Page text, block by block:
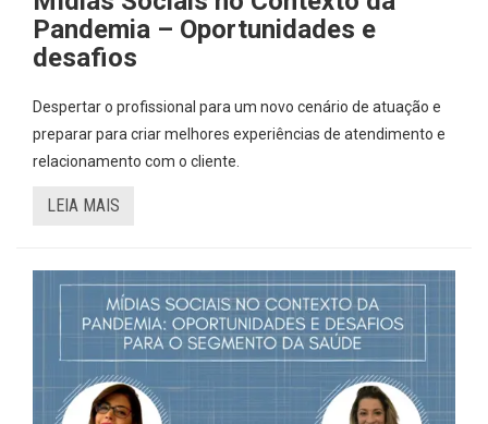
Pandemia – Oportunidades e
desafios
Despertar o profissional para um novo cenário de atuação e
preparar para criar melhores experiências de atendimento e
relacionamento com o cliente.
LEIA MAIS